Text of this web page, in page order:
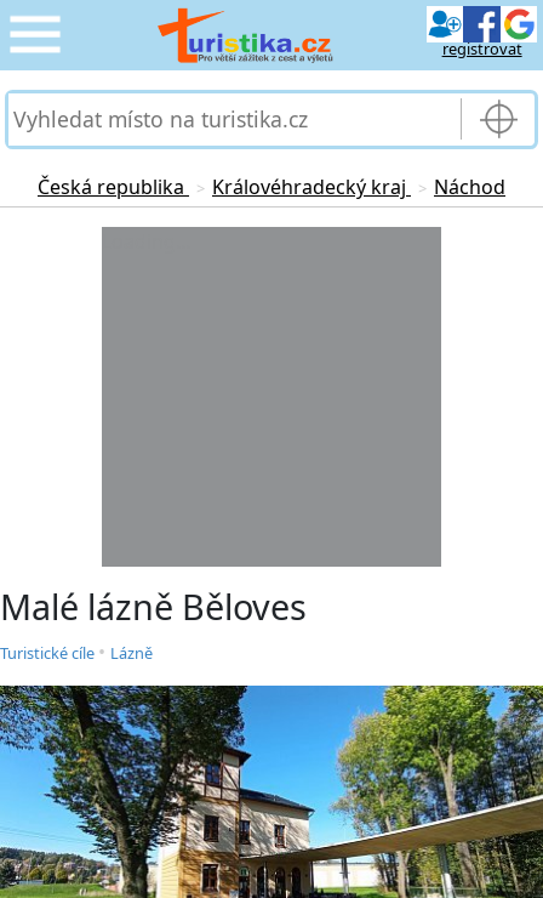
registrovat
CESTOVÁNÍ
SLUŽBY & DOPRAVA
PRO TURISTY
Česká republika > Královéhradecký kraj > Náchod
Malé lázně Běloves
Turistické cíle • Lázně